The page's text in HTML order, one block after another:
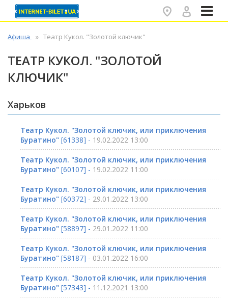
Афиша Театр Кукол. "Золотой ключик"
ТЕАТР КУКОЛ. "ЗОЛОТОЙ
КЛЮЧИК"
Харьков
Театр Кукол. "Золотой ключик, или приключения
Буратино" [61338] - 19.02.2022 13:00
Театр Кукол. "Золотой ключик, или приключения
Буратино" [60107] - 19.02.2022 11:00
Театр Кукол. "Золотой ключик, или приключения
Буратино" [60372] - 29.01.2022 13:00
Театр Кукол. "Золотой ключик, или приключения
Буратино" [58897] - 29.01.2022 11:00
Театр Кукол. "Золотой ключик, или приключения
Буратино" [58187] - 03.01.2022 16:00
Театр Кукол. "Золотой ключик, или приключения
Буратино" [57343] - 11.12.2021 13:00